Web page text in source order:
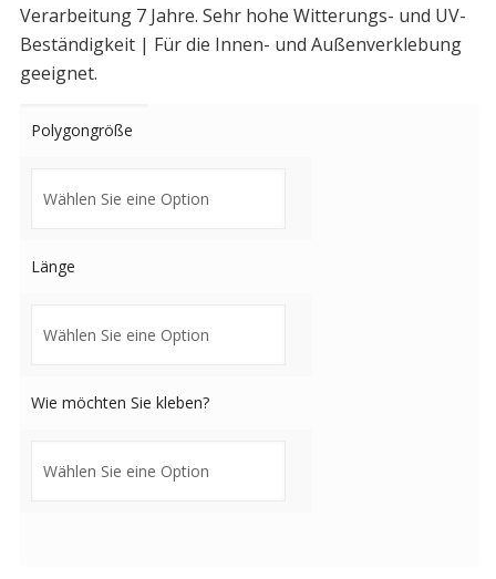
Verarbeitung 7 Jahre. Sehr hohe Witterungs- und UV-
Beständigkeit | Für die Innen- und Außenverklebung
geeignet.
Polygongröße
Länge
Wie möchten Sie kleben?